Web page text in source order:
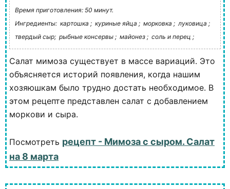
Время приготовления: 50 минут.
Ингредиенты: картошка ; куриные яйца ; морковка ; луковица ;
твердый сыр; рыбные консервы ; майонез ; соль и перец ;
Салат мимоза существует в массе вариаций. Это
объясняется историй появления, когда нашим
хозяюшкам было трудно достать необходимое. В
этом рецепте представлен салат с добавлением
моркови и сыра.
Посмотреть рецепт - Мимоза с сыром. Салат
на 8 марта